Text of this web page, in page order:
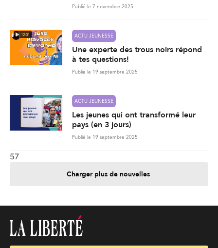
Publié le 7 novembre 2025
12:01 ACTU JEUNESSE
Une experte des trous noirs répond
à tes questions!
Publié le 19 septembre 2025
ACTU JEUNESSE
Les jeunes qui ont transformé leur
pays (en 3 jours)
Publié le 19 septembre 2025
57
Charger plus de nouvelles